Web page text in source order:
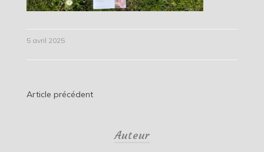
5 avril 2025
Navigation
Article précédent
Auteur